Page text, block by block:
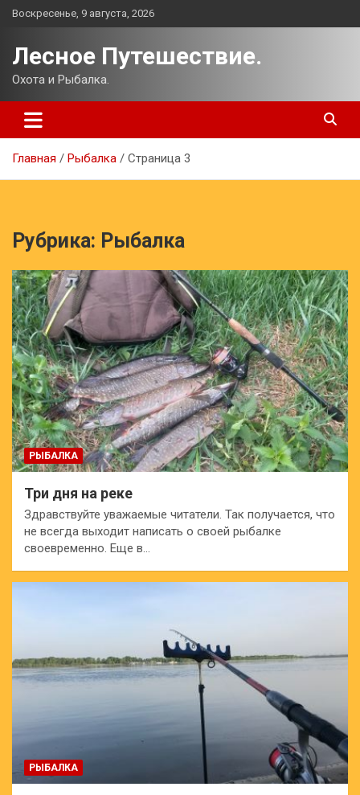
Перейти
Воскресенье, 9 августа, 2026
Лесное Путешествие.
Охота и Рыбалка.
Главная Рыбалка Страница 3
Рубрика: Рыбалка
РЫБАЛКА
Три дня на реке
Здравствуйте уважаемые читатели. Так получается, что
не всегда выходит написать о своей рыбалке
своевременно. Еще в…
РЫБАЛКА